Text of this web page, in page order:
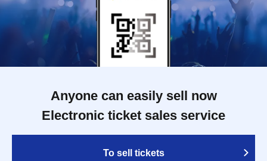
Anyone can easily sell now
Electronic ticket sales service
To sell tickets